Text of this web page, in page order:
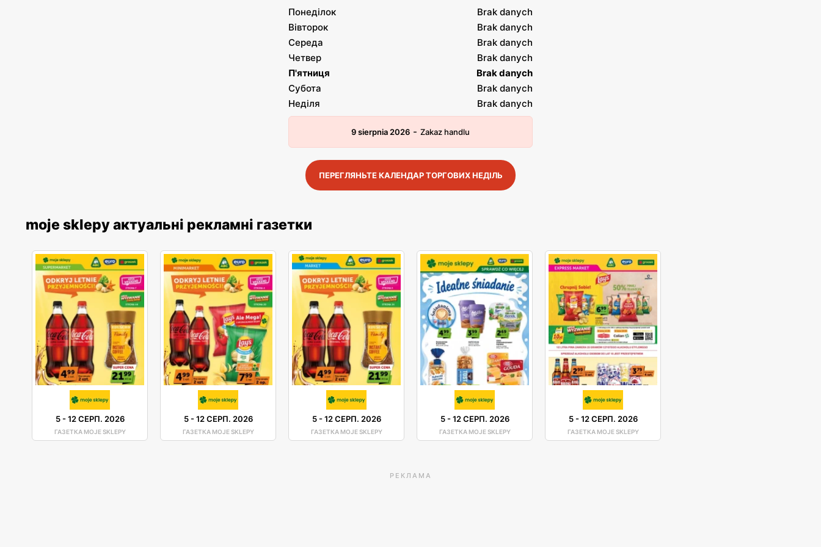
Понеділок
Brak danych
Вівторок
Brak danych
Середа
Brak danych
Четвер
Brak danych
П'ятниця
Brak danych
Субота
Brak danych
Неділя
Brak danych
9 sierpnia 2026 - Zakaz handlu
ПЕРЕГЛЯНЬТЕ КАЛЕНДАР ТОРГОВИХ НЕДІЛЬ
moje sklepy актуальні рекламні газетки
5-12 СЕРП. 2026
ГАЗЕТКА MOJE SKLEPY
5-12 СЕРП. 2026
ГАЗЕТКА MOJE SKLEPY
5-12 СЕРП. 2026
ГАЗЕТКА MOJE SKLEPY
5-12 СЕРП. 2026
ГАЗЕТКА MOJE SKLEPY
5-12 СЕРП. 2026
ГАЗЕТКА MOJE SKLEPY
РЕКЛАМА